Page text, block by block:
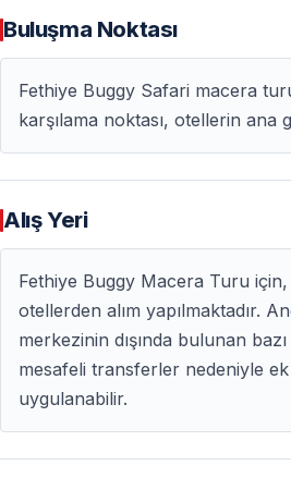
Tur Öncesi
— Otelden veya buluşma
seçeneği
— Güvenlik bilgilendirmesi ve araç
— Kısa deneme sürüşü
Tur Sırasında
— Rehber eşliğinde off-road sürüş
— Fotoğraf ve mola noktaları
— Sürekli rehber kontrolü
Tur Sonrası
— Dönüş transferi
— Fotoğraf ve video izleme imkânı
Buluşma Noktası
Fethiye Buggy Safari macera
karşılama noktası, otellerin ana
Alış Yeri
Fethiye Buggy Macera Turu
otellerden alım yapılmaktadır.
merkezinin dışında bulunan
mesafeli transferler nedeniyle
uygulanabilir.